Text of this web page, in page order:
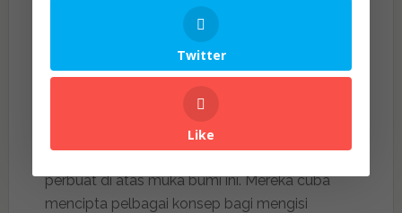
sangat keras dalam kritikannya terhadap
sekularisme dan sekularisasi yang akhirnya
menatijahkan kematian kemanusiaan.
Apabila manusia itu diputuskan hubungannya
dengan kekudusan, maka melatarlah mereka
perbuat di atas muka bumi ini. Mereka cuba
mencipta pelbagai konsep bagi mengisi
Twitter
Like